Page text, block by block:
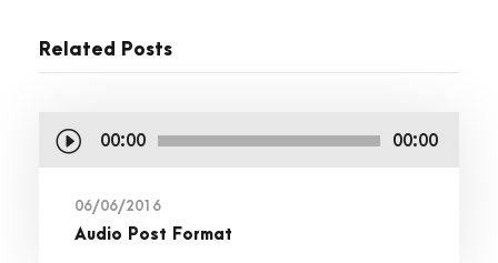
Related Posts
u
00:00 00:00
06/06/2016
Audio Post Format